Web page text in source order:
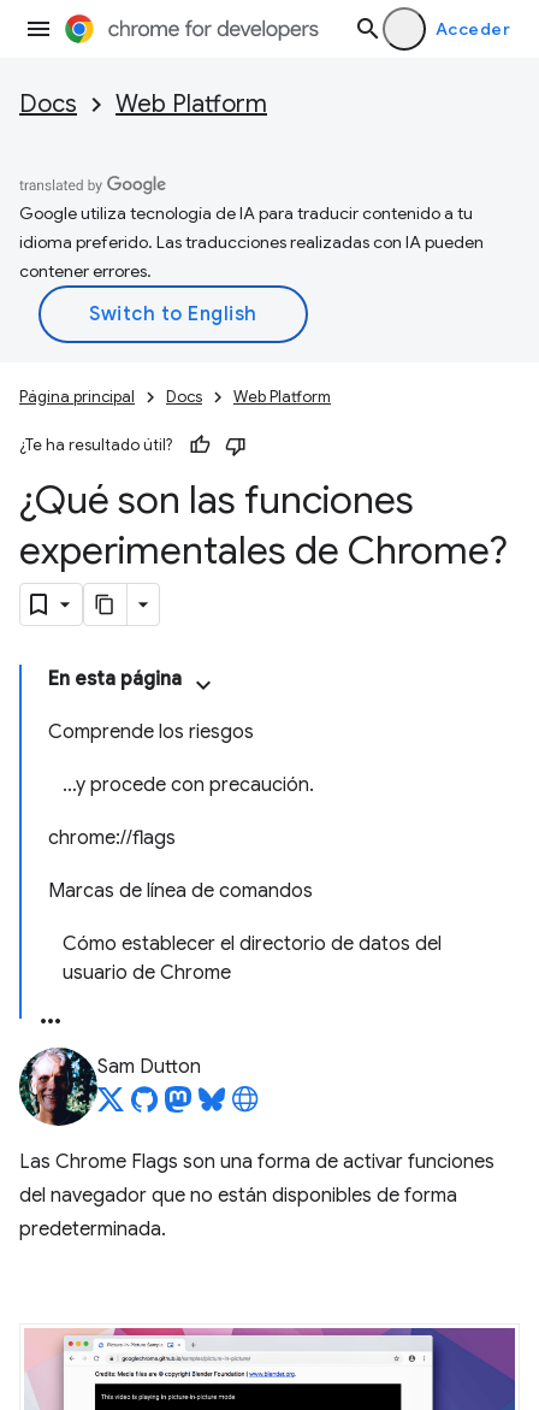
Acceder
Docs Web Platform
Google utiliza tecnología de IA para traducir contenido a tu
idioma preferido. Las traducciones realizadas con IA pueden
contener errores.
Página principal Docs Web Platform
¿Te ha resultado útil?
¿Qué son las funciones
experimentales de Chrome?
En esta página
Comprende los riesgos
…y procede con precaución.
chrome://flags
Marcas de línea de comandos
Cómo establecer el directorio de datos del
usuario de Chrome
Sam Dutton
Las Chrome Flags son una forma de activar funciones
del navegador que no están disponibles de forma
predeterminada.